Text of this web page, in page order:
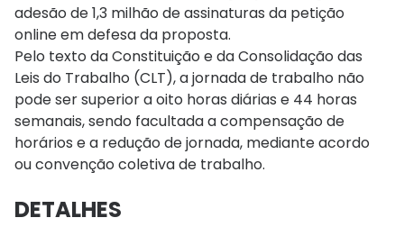
adesão de 1,3 milhão de assinaturas da petição
online em defesa da proposta.
Pelo texto da Constituição e da Consolidação das
Leis do Trabalho (CLT), a jornada de trabalho não
pode ser superior a oito horas diárias e 44 horas
semanais, sendo facultada a compensação de
horários e a redução de jornada, mediante acordo
ou convenção coletiva de trabalho.
DETALHES